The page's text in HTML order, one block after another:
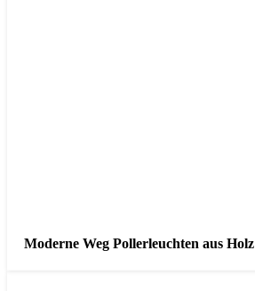
Moderne Weg Pollerleuchten aus Holz